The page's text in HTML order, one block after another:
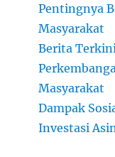
Pentingnya
Masyarakat
Berita
Masyarakat
Dampak
Investasi